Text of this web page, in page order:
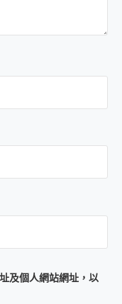
及個人網站網址，以